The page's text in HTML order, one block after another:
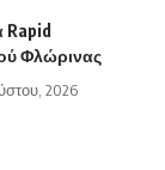
Rapid
Φλώρινας
2026